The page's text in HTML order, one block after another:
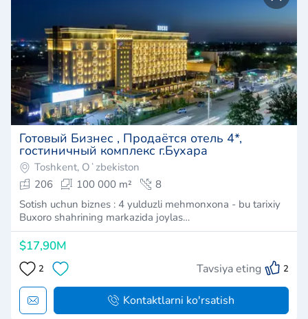
Готовый Бизнес , Продаётся отель 4*,
гостиничный комплекс г.Бухара
Toshkent, Oʻzbekiston
206
100 000 m²
8
Sotish uchun biznes : 4 yulduzli mehmonxona - bu tarixiy
Buxoro shahrining markazida joylas…
$17,90M
2 Tavsiya eting 2
Kontaktlarni ko'rsatish